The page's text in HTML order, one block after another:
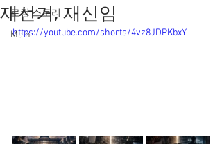
로컴 스토리
Main
재선거, 재신임
https://youtube.com/shorts/4vz8JDPKbxY